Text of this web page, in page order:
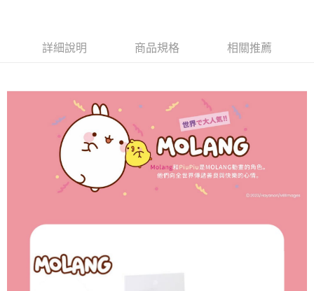
付款後全家取貨
每筆NT$65，滿NT$999(含以上)免運費
付款後7-11取貨
每筆NT$65，滿NT$999(含以上)免運費
詳細說明 商品規格 相關推薦